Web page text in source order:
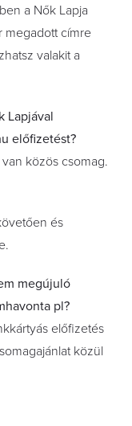
a Nők Lapja
megadott címre
valakit a
Lapjával
előfizetést?
közös csomag.
és
megújuló
pl?
előfizetés
közül